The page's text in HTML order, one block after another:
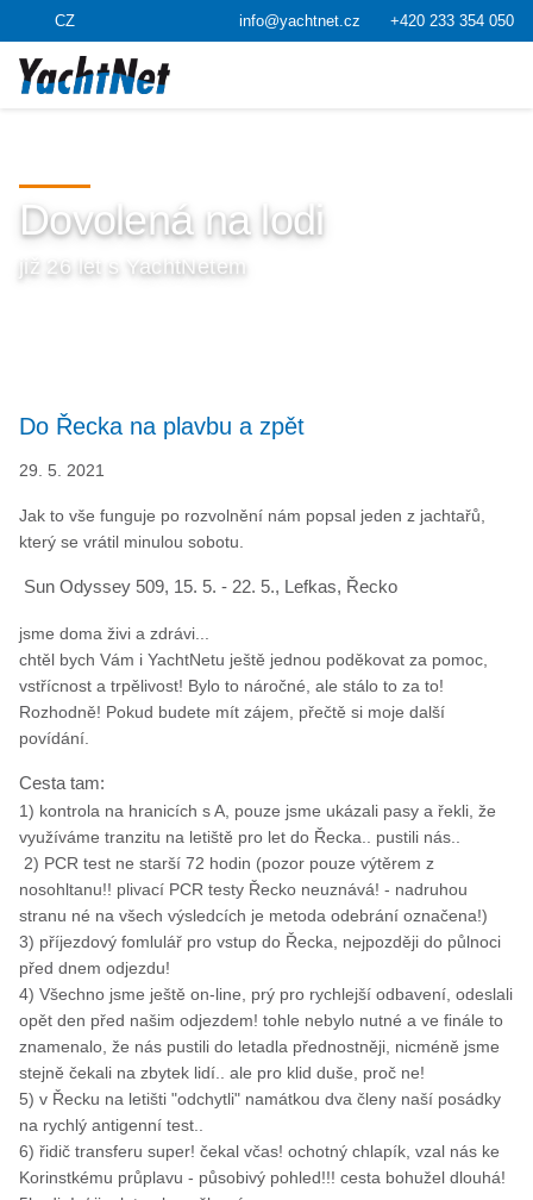
CZ info@yachtnet.cz +420 233 354 050
Dovolená na lodi
již 26 let s YachtNetem
Do Řecka na plavbu a zpět
29. 5. 2021
Jak to vše funguje po rozvolnění nám popsal jeden z jachtařů,
který se vrátil minulou sobotu.
Sun Odyssey 509, 15. 5. - 22. 5., Lefkas, Řecko
jsme doma živi a zdrávi...
chtěl bych Vám i YachtNetu ještě jednou poděkovat za pomoc,
vstřícnost a trpělivost! Bylo to náročné, ale stálo to za to!
Rozhodně! Pokud budete mít zájem, přečtě si moje další
povídání.
Cesta tam:
1) kontrola na hranicích s A, pouze jsme ukázali pasy a řekli, že
využíváme tranzitu na letiště pro let do Řecka.. pustili nás..
2) PCR test ne starší 72 hodin (pozor pouze výtěrem z
nosohltanu!! plivací PCR testy Řecko neuznává! - nadruhou
stranu né na všech výsledcích je metoda odebrání označena!)
3) příjezdový fomlulář pro vstup do Řecka, nejpozději do půlnoci
před dnem odjezdu!
4) Všechno jsme ještě on-line, prý pro rychlejší odbavení, odeslali
opět den před našim odjezdem! tohle nebylo nutné a ve finále to
znamenalo, že nás pustili do letadla přednostněji, nicméně jsme
stejně čekali na zbytek lidí.. ale pro klid duše, proč ne!
5) v Řecku na letišti "odchytli" namátkou dva členy naší posádky
na rychlý antigenní test..
6) řidič transferu super! čekal včas! ochotný chlapík, vzal nás ke
Korinstkému průplavu - působivý pohled!!! cesta bohužel dlouhá!